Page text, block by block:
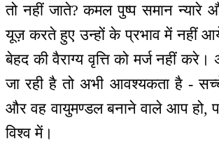
तो नहीं जाते? कमल पुष्प समान न्यारे
यूज़ करते हुए उन्हों के प्रभाव में नहीं
बेहद की वैराग्य वृत्ति को मर्ज नहीं करे।
जा रही है तो अभी आवश्यकता है - सच्चे
और वह वायुमण्डल बनाने वाले आप हो,
विश्व में।